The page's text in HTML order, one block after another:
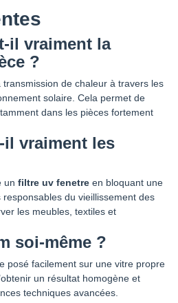
il vraiment la
?
transmission de chaleur à travers les
solaire. Cela permet de
dans les pièces fortement
il vraiment les
un filtre uv fenetre en bloquant une
du vieillissement des
les meubles, textiles et
soi-même ?
posé facilement sur une vitre propre
un résultat homogène et
techniques avancées.